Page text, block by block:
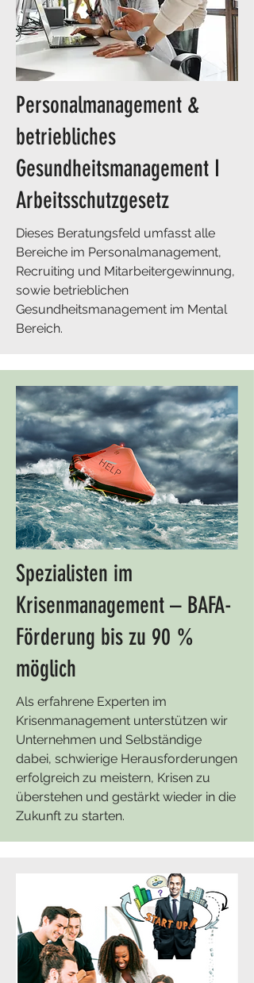
Personalmanagement &
betriebliches
Gesundheitsmanagement I
Arbeitsschutzgesetz
​Dieses Beratungsfeld umfasst alle
Bereiche im Personalmanagement,
Recruiting und Mitarbeitergewinnung,
sowie betrieblichen
Gesundheitsmanagement im Mental
Bereich.
Spezialisten im
Krisenmanagement – BAFA-
Förderung bis zu 90 %
möglich
Als erfahrene Experten im
Krisenmanagement unterstützen wir
Unternehmen und Selbständige
dabei, schwierige Herausforderungen
erfolgreich zu meistern, Krisen zu
überstehen und gestärkt wieder in die
Zukunft zu starten.